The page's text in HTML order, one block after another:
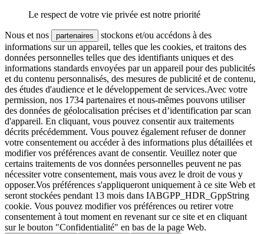
Le respect de votre vie privée est notre priorité
Nous et nos partenaires
stockons et/ou accédons à des
informations sur un appareil, telles que les cookies, et traitons des
données personnelles telles que des identifiants uniques et des
informations standards envoyées par un appareil pour des publicités
et du contenu personnalisés, des mesures de publicité et de contenu,
des études d'audience et le développement de services.Avec votre
permission, nos 1734 partenaires et nous-mêmes pouvons utiliser
des données de géolocalisation précises et d’identification par scan
d'appareil. En cliquant, vous pouvez consentir aux traitements
décrits précédemment. Vous pouvez également refuser de donner
votre consentement ou accéder à des informations plus détaillées et
modifier vos préférences avant de consentir. Veuillez noter que
certains traitements de vos données personnelles peuvent ne pas
nécessiter votre consentement, mais vous avez le droit de vous y
opposer.Vos préférences s'appliqueront uniquement à ce site Web et
seront stockées pendant 13 mois dans IABGPP_HDR_GppString
cookie. Vous pouvez modifier vos préférences ou retirer votre
consentement à tout moment en revenant sur ce site et en cliquant
sur le bouton "Confidentialité" en bas de la page Web.